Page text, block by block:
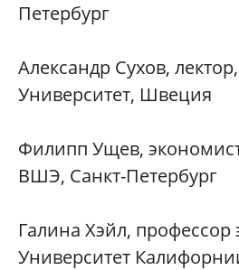
Петербург
Александр Сухов,
Университет, Швеция
Филипп Ущев,
ВШЭ, Санкт-Петербург
Галина Хэйл,
Университет